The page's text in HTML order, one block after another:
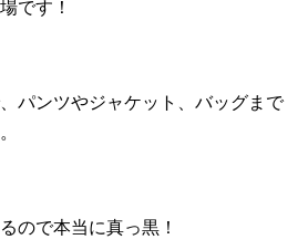
です！
パンツやジャケット、バッグまで
ので本当に真っ黒！